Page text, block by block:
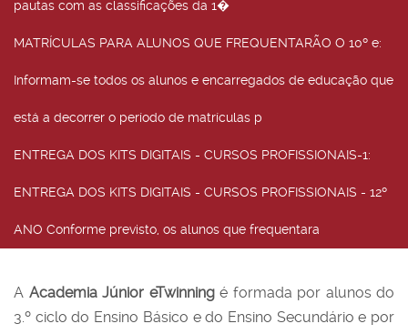
pautas com as classificações da 1�
MATRÍCULAS PARA ALUNOS QUE FREQUENTARÃO O 10º e:
Informam-se todos os alunos e encarregados de educação que
está a decorrer o período de matrículas p
ENTREGA DOS KITS DIGITAIS - CURSOS PROFISSIONAIS-1:
ENTREGA DOS KITS DIGITAIS - CURSOS PROFISSIONAIS - 12º
ANO Conforme previsto, os alunos que frequentara
A Academia Júnior eTwinningé formada por alunos do
3.º ciclo do Ensino Básico e do Ensino Secundário e por